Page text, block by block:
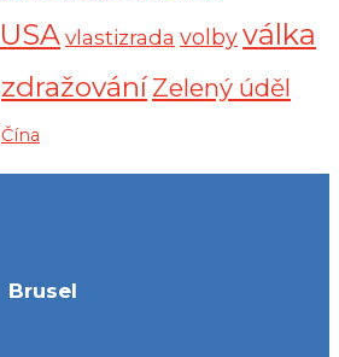
USAvlastizrada volbyválka
zdražování Zelený úděl
Čína
Brusel